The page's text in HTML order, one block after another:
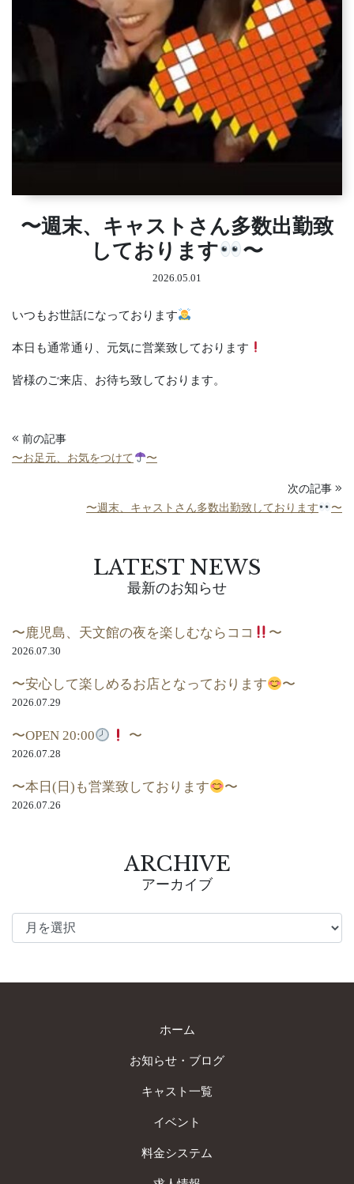
〜週末、キャストさん多数出勤致
しております
〜
2026.05.01
いつもお世話になっております
本日も通常通り、元気に営業致しております
皆様のご来店、お待ち致しております。
前の記事
〜お足元、お気をつけて 〜
次の記事
〜週末、キャストさん多数出勤致しております 〜
LATEST NEWS
最新のお知らせ
〜鹿児島、天文館の夜を楽しむならココ 〜
2026.07.30
〜安心して楽しめるお店となっております 〜
2026.07.29
〜OPEN 20:00 〜
2026.07.28
〜本日(日)も営業致しております 〜
2026.07.26
ARCHIVE
アーカイブ
ホーム
お知らせ・ブログ
キャスト一覧
イベント
料金システム